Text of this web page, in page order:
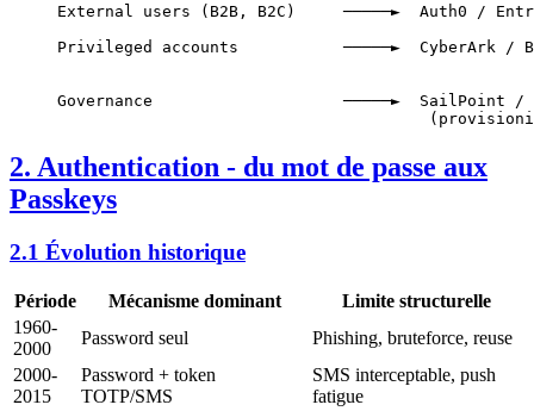
External users (B2B, B2C)     ─────►  Auth0 /
Privileged accounts           ─────►  CyberArk /
Governance                    ─────►  SailPoint
2. Authentication - du mot de passe aux
Passkeys
2.1 Évolution historique
Période Mécanisme dominant
Limite structurelle
1960-
2000
Password seul
Phishing, bruteforce, reuse
2000-
2015
Password + token
TOTP/SMS
SMS interceptable, push
fatigue